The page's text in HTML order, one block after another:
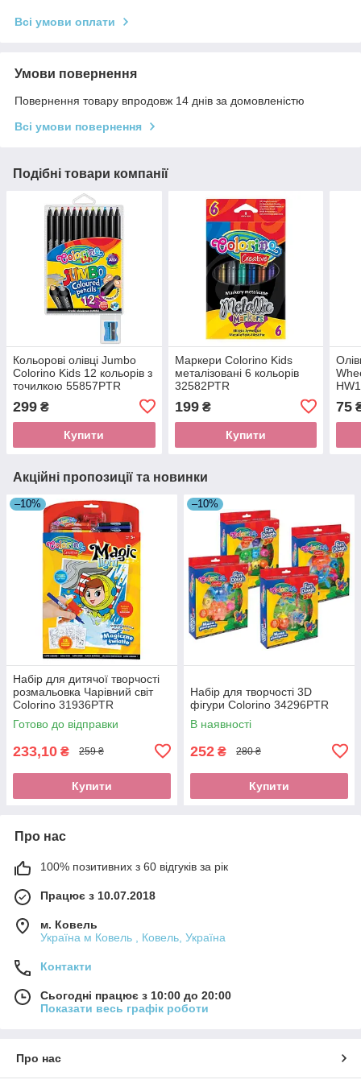
Всі умови оплати
Умови повернення
Повернення товару впродовж 14 днів за домовленістю
Всі умови повернення
Подібні товари компанії
Кольорові олівці Jumbo
Colorino Kids 12 кольорів з
точилкою 55857PTR
299 ₴
Купити
Маркери Colorino Kids
металізовані 6 кольорів
32582PTR
199₴
Купити
75
Акційні пропозиції та новинки
–10%
Набір для дитячої творчості
розмальовка Чарівний світ
Colorino 31936PTR
Готово до відправки
233,10 ₴ 259 ₴
Купити
–10%
Набір для творчості 3D
фігури Colorino 34296PTR
В наявності
252 ₴ 280 ₴
Купити
Про нас
100% позитивних з 60 відгуків за рік
Працює з 10.07.2018
м. Ковель
Україна м Ковель , Ковель, Україна
Контакти
Сьогодні працює з 10:00 до 20:00
Показати весь графік роботи
Про нас